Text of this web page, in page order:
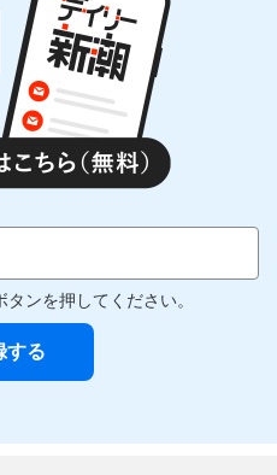
ンを押してください。